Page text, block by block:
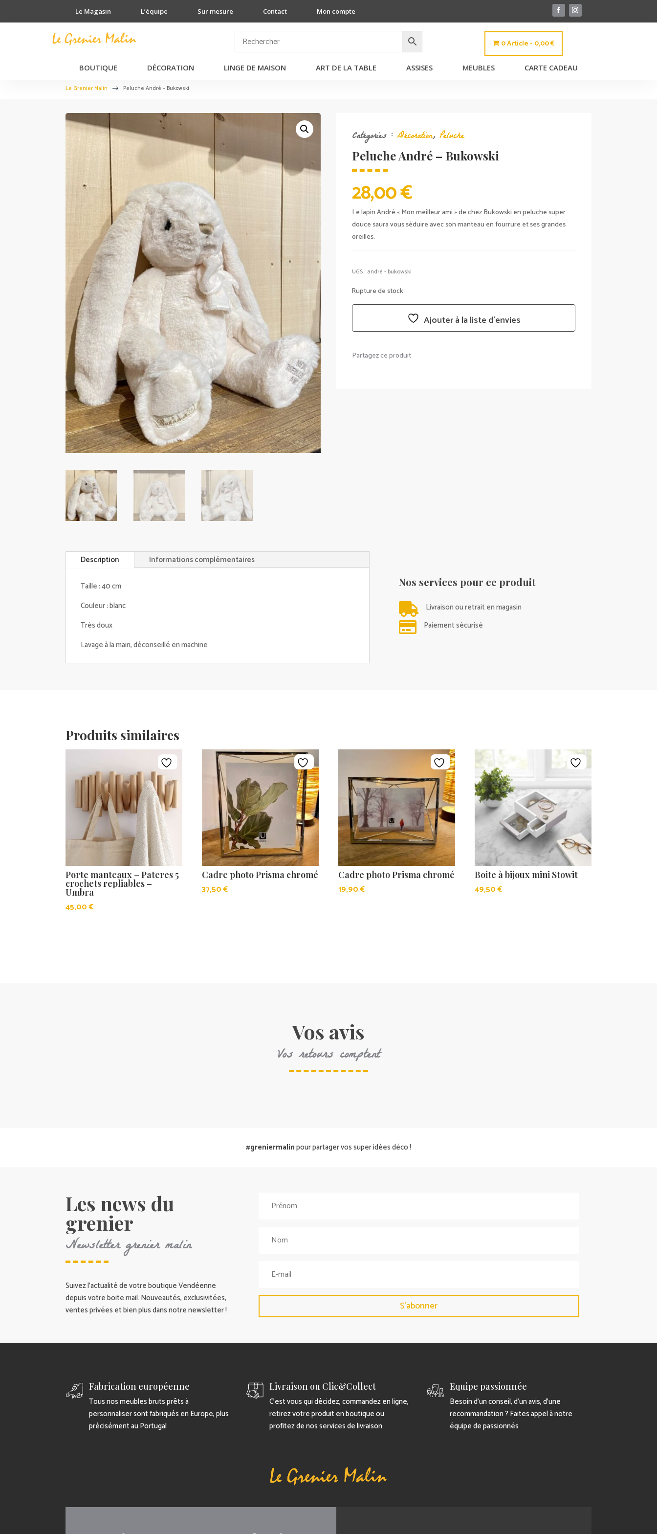
Le Magasin L’équipe Sur mesure Contact Mon compte
0 Article 0,00 €
BOUTIQUE DÉCORATION LINGE DE MAISON ART DE LA TABLE ASSISES MEUBLES CARTE CADEAU
Le Grenier Malin $ Peluche André – Bukowski
Catégories :Décoration,Peluche
Peluche André – Bukowski
28,00€
Le lapin André « Mon meilleur ami » de chez Bukowski en peluche super
douce saura vous séduire avec son manteau en fourrure et ses grandes
oreilles.
UGS : andré - bukowski
Rupture de stock
Ajouter à la liste d’envies
Partagez ce produit
Description Informations complémentaires
Taille : 40 cm
Couleur : blanc
Très doux
Lavage à la main, déconseillé en machine
Nos services pour ce produit
 Livraison ou retrait en magasin
 Paiement sécurisé
Produits similaires
Porte manteaux – Pateres 5
crochets repliables –
Umbra
45,00€
Cadre photo Prisma chromé
37,50€
Cadre photo Prisma chromé
19,90€
Boite à bijoux mini Stowit
49,50€
Vos avis
Vos retours comptent
#greniermalinpour partager vos super idées déco !
Les news du
grenier
Newsletter grenier malin
Suivez l’actualité de votre boutique Vendéenne
depuis votre boite mail. Nouveautés, exclusivitées,
ventes privées et bien plus dans notre newsletter !
S'abonner
Fabrication européenne
Tous nos meubles bruts prêts à
personnaliser sont fabriqués en Europe, plus
précisément au Portugal
Livraison ou Clic&Collect
C’est vous qui décidez, commandez en ligne,
retirez votre produit en boutique ou
profitez de nos services de livraison
Equipe passionnée
Besoin d’un conseil, d’un avis, d’une
recommandation ? Faites appel à notre
équipe de passionnés